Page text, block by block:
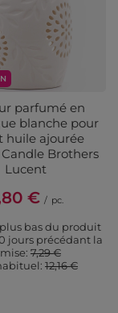
parfumé en
blanche pour
huile ajourée
Brothers
Lucent
€ / pc.
bas du produit
jours précédant la
7,29 €
12,16 €